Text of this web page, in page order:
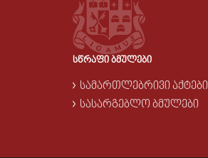
ᲡᲬᲠᲐᲤᲘ ᲑᲛᲣᲚᲔᲑᲘ
ᲡᲐᲛᲐᲠᲗᲚᲔᲑᲠᲘᲕᲘ ᲐᲥᲢᲔᲑᲘ
ᲡᲐᲡᲐᲠᲒᲔᲑᲚᲝ ᲑᲛᲣᲚᲔᲑᲘ